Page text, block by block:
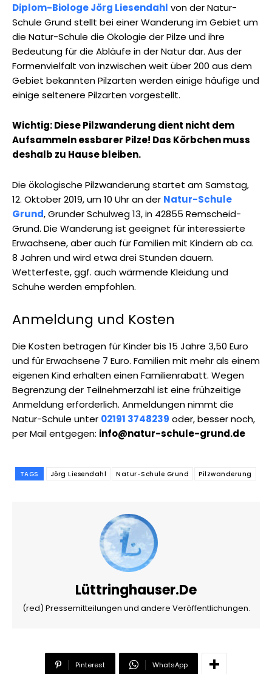
Diplom-Biologe Jörg Liesendahl von der Natur-
Schule Grund stellt bei einer Wanderung im Gebiet um
die Natur-Schule die Ökologie der Pilze und ihre
Bedeutung für die Abläufe in der Natur dar. Aus der
Formenvielfalt von inzwischen weit über 200 aus dem
Gebiet bekannten Pilzarten werden einige häufige und
einige seltenere Pilzarten vorgestellt.
Wichtig: Diese Pilzwanderung dient nicht dem
Aufsammeln essbarer Pilze! Das Körbchen muss
deshalb zu Hause bleiben.
Die ökologische Pilzwanderung startet am Samstag,
12. Oktober 2019, um 10 Uhr an der Natur-Schule
Grund, Grunder Schulweg 13, in 42855 Remscheid-
Grund. Die Wanderung ist geeignet für interessierte
Erwachsene, aber auch für Familien mit Kindern ab ca.
8 Jahren und wird etwa drei Stunden dauern.
Wetterfeste, ggf. auch wärmende Kleidung und
Schuhe werden empfohlen.
Anmeldung und Kosten
Die Kosten betragen für Kinder bis 15 Jahre 3,50 Euro
und für Erwachsene 7 Euro. Familien mit mehr als einem
eigenen Kind erhalten einen Familienrabatt. Wegen
Begrenzung der Teilnehmerzahl ist eine frühzeitige
Anmeldung erforderlich. Anmeldungen nimmt die
Natur-Schule unter 02191 3748239 oder, besser noch,
per Mail entgegen: info@natur-schule-grund.de
TAGS Jörg Liesendahl Natur-Schule Grund Pilzwanderung
Lüttringhauser.de
(red) Pressemitteilungen und andere Veröffentlichungen.
Pinterest WhatsApp